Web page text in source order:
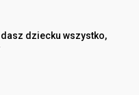
dziecku wszystko,